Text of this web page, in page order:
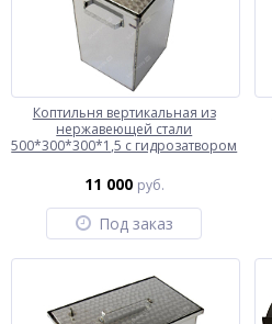
Коптильня вертикальная из
нержавеющей стали
500*300*300*1,5 с гидрозатвором
11 000 руб.
Под заказ